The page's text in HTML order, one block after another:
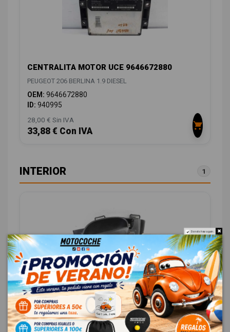
CENTRALITA MOTOR UCE 9646672880
PEUGEOT 206 BERLINA 1.9 DIESEL
OEM: 9646672880
ID: 940995
28,00 € Sin IVA
33,88 € Con IVA
INTERIOR 1
MANETA INTERIOR DELANTERA DERECHA
9623698077
PEUGEOT 206 BERLINA 1.9 DIESEL
OEM:9623698077
Do not show again.